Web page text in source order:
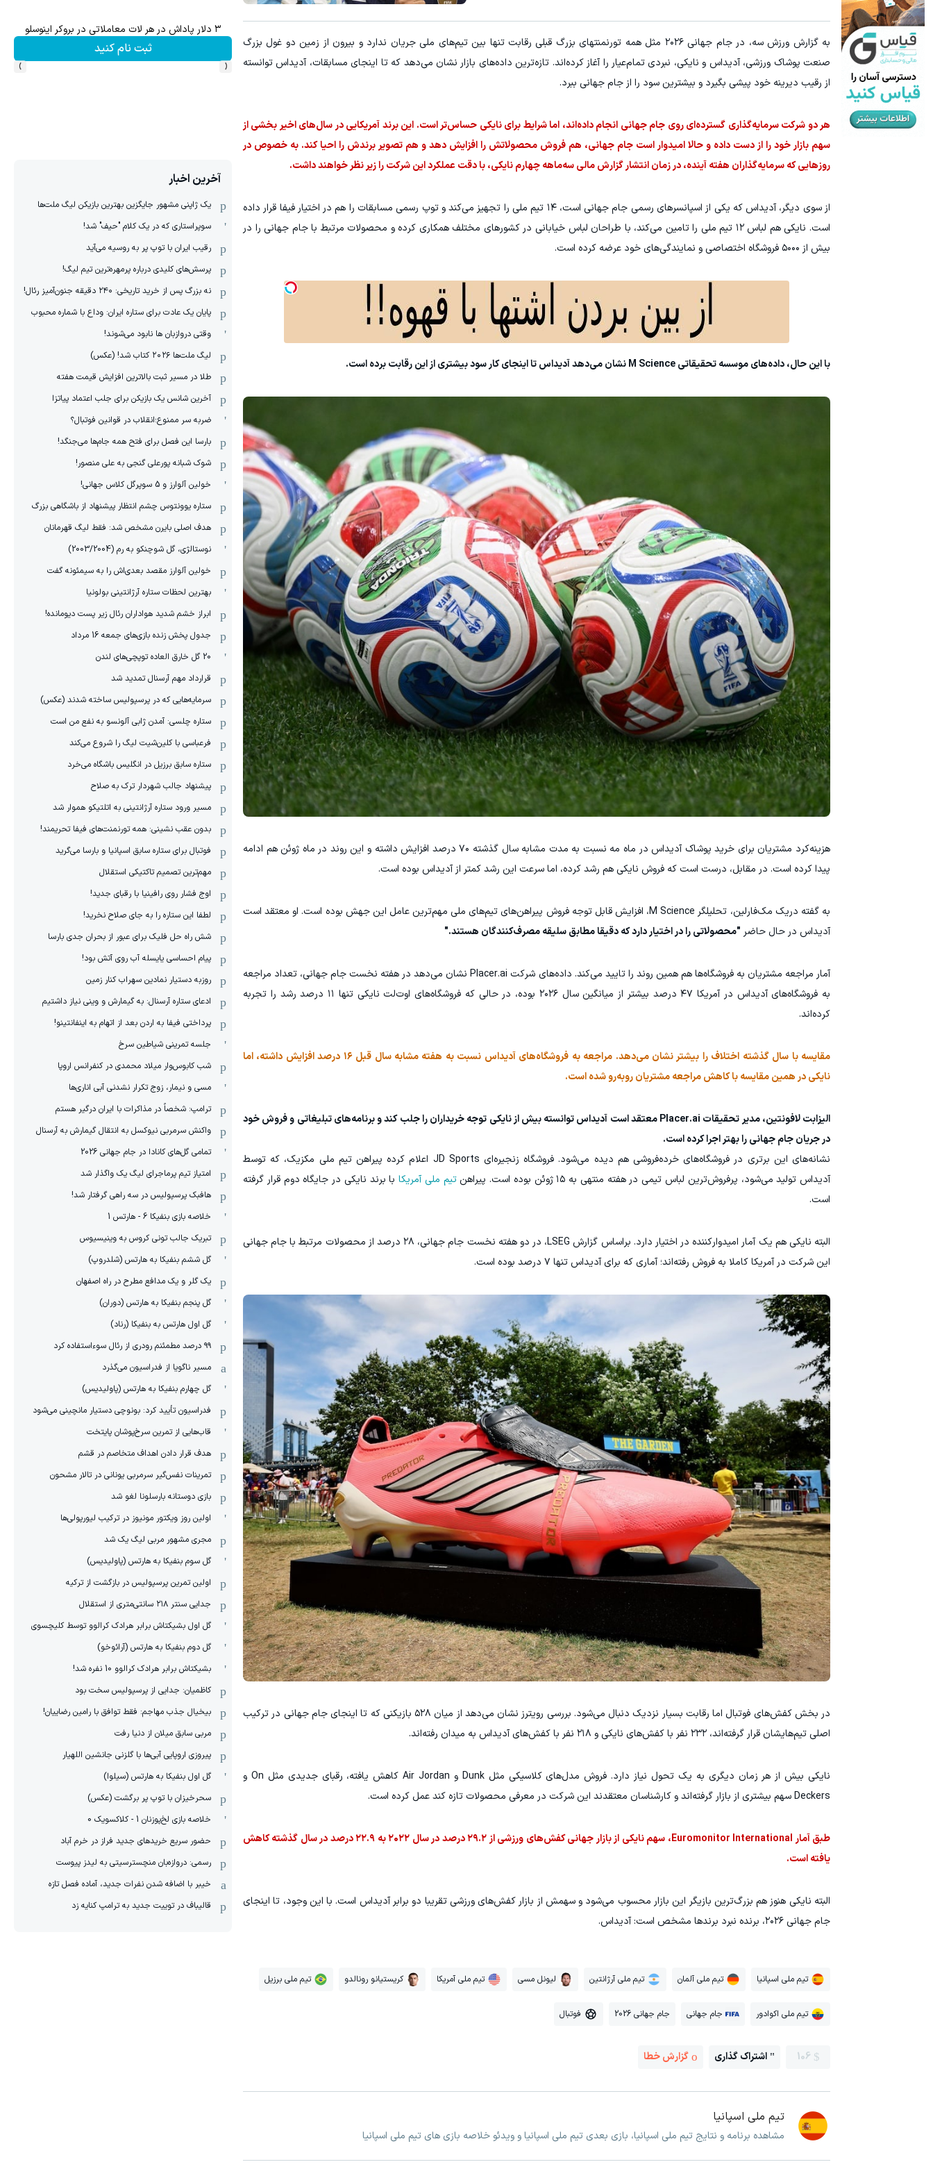
به گزارش ورزش سه، در جام جهانی ۲۰۲۶ مثل همه تورنمنتهای بزرگ قبلی رقابت تنها بین تیم‌های ملی جریان ندارد و بیرون از زمین دو غول بزرگ
صنعت پوشاک ورزشی، آدیداس و نایکی، نبردی تمام‌عیار را آغاز کرده‌اند. تازه‌ترین داده‌های بازار نشان می‌دهد که تا اینجای مسابقات، آدیداس توانسته
از رقیب دیرینه خود پیشی بگیرد و بیشترین سود را از جام جهانی ببرد.
هر دو شرکت سرمایه‌گذاری گسترده‌ای روی جام جهانی انجام داده‌اند، اما شرایط برای نایکی حساس‌تر است. این برند آمریکایی در سال‌های اخیر بخشی از
سهم بازار خود را از دست داده و حالا امیدوار است جام جهانی، هم فروش محصولاتش را افزایش دهد و هم تصویر برندش را احیا کند. به خصوص در
روزهایی که سرمایه‌گذاران هفته آینده، در زمان انتشار گزارش مالی سه‌ماهه چهارم نایکی، با دقت عملکرد این شرکت را زیر نظر خواهند داشت.
از سوی دیگر، آدیداس که یکی از اسپانسرهای رسمی جام جهانی است، ۱۴ تیم ملی را تجهیز می‌کند و توپ رسمی مسابقات را هم در اختیار فیفا قرار داده
است. نایکی هم لباس ۱۲ تیم ملی را تامین می‌کند، با طراحان لباس خیابانی در کشورهای مختلف همکاری کرده و محصولات مرتبط با جام جهانی را در
بیش از ۵۰۰۰ فروشگاه اختصاصی و نمایندگی‌های خود عرضه کرده است.
با این حال، داده‌های موسسه تحقیقاتی M Science نشان می‌دهد آدیداس تا اینجای کار سود بیشتری از این رقابت برده است.
هزینه‌کرد مشتریان برای خرید پوشاک آدیداس در ماه مه نسبت به مدت مشابه سال گذشته ۷۰ درصد افزایش داشته و این روند در ماه ژوئن هم ادامه
پیدا کرده است. در مقابل، درست است که فروش نایکی هم رشد کرده، اما سرعت این رشد کمتر از آدیداس بوده است.
به گفته دریک مک‌فارلین، تحلیلگر M Science، افزایش قابل توجه فروش پیراهن‌های تیم‌های ملی مهم‌ترین عامل این جهش بوده است. او معتقد است
آدیداس در حال حاضر "محصولاتی را در اختیار دارد که دقیقا مطابق سلیقه مصرف‌کنندگان هستند."
آمار مراجعه مشتریان به فروشگاه‌ها هم همین روند را تایید می‌کند. داده‌های شرکت Placer.ai نشان می‌دهد در هفته نخست جام جهانی، تعداد مراجعه
به فروشگاه‌های آدیداس در آمریکا ۴۷ درصد بیشتر از میانگین سال ۲۰۲۶ بوده، در حالی که فروشگاه‌های اوت‌لت نایکی تنها ۱۱ درصد رشد را تجربه
کرده‌اند.
مقایسه با سال گذشته اختلاف را بیشتر نشان می‌دهد. مراجعه به فروشگاه‌های آدیداس نسبت به هفته مشابه سال قبل ۱۶ درصد افزایش داشته، اما
نایکی در همین مقایسه با کاهش مراجعه مشتریان روبه‌رو شده است.
الیزابت لافونتین، مدیر تحقیقات Placer.ai معتقد است آدیداس توانسته بیش از نایکی توجه خریداران را جلب کند و برنامه‌های تبلیغاتی و فروش خود
در جریان جام جهانی را بهتر اجرا کرده است.
نشانه‌های این برتری در فروشگاه‌های خرده‌فروشی هم دیده می‌شود. فروشگاه زنجیره‌ای JD Sports اعلام کرده پیراهن تیم ملی مکزیک، که توسط
آدیداس تولید می‌شود، پرفروش‌ترین لباس تیمی در هفته منتهی به ۱۵ ژوئن بوده است. پیراهن
تیم ملی آمریکابا برند نایکی در جایگاه دوم قرار گرفته
است.
البته نایکی هم یک آمار امیدوارکننده در اختیار دارد. براساس گزارش LSEG، در دو هفته نخست جام جهانی، ۲۸ درصد از محصولات مرتبط با جام جهانی
این شرکت در آمریکا کاملا به فروش رفته‌اند؛ آماری که برای آدیداس تنها ۷ درصد بوده است.
در بخش کفش‌های فوتبال اما رقابت بسیار نزدیک دنبال می‌شود. بررسی رویترز نشان می‌دهد از میان ۵۲۸ بازیکنی که تا اینجای جام جهانی در ترکیب
اصلی تیم‌هایشان قرار گرفته‌اند، ۲۳۲ نفر با کفش‌های نایکی و ۲۱۸ نفر با کفش‌های آدیداس به میدان رفته‌اند.
نایکی بیش از هر زمان دیگری به یک تحول نیاز دارد. فروش مدل‌های کلاسیکی مثل Dunk و Air Jordan کاهش یافته، رقبای جدیدی مثل On و
Deckers سهم بیشتری از بازار گرفته‌اند و کارشناسان معتقدند این شرکت در معرفی محصولات تازه کند عمل کرده است.
طبق آمار Euromonitor International، سهم نایکی از بازار جهانی کفش‌های ورزشی از ۲۹.۲ درصد در سال ۲۰۲۲ به ۲۲.۹ درصد در سال گذشته کاهش
یافته است.
البته نایکی هنوز هم بزرگ‌ترین بازیگر این بازار محسوب می‌شود و سهمش از بازار کفش‌های ورزشی تقریبا دو برابر آدیداس است. با این وجود، تا اینجای
جام جهانی ۲۰۲۶، برنده نبرد برندها مشخص است: آدیداس.
تیم ملی اسپانیا تیم ملی آلمان تیم ملی آرژانتین لیونل مسی تیم ملی آمریکا کریستیانو رونالدو تیم ملی برزیل
تیم ملی اکوادور جام جهانی جام جهانی 2026 فوتبال
106 اشتراک گذاری گزارش خطا
تیم ملی اسپانیا
مشاهده برنامه و نتایج تیم ملی اسپانیا، بازی بعدی تیم ملی اسپانیا و ویدئو خلاصه بازی های تیم ملی اسپانیا
۳ دلار پاداش در هر لات معاملاتی در بروکر اینوسلو
ثبت نام کنید شرکت در جشنواره
با شرکت در جشنواره زاگرس، دو برابر سپرده خود را دریافت کنید
شرکت در جشنواره
۱ میلیارد اعتبار خرید طلا | بدون ضامن و چک
کلیک کن!
‹
›
آخرین اخبار
یک ژاپنی مشهور جایگزین بهترین بازیکن لیگ ملت‌ها
سوپراستاری که در یک کلام "حیف" شد!
رقیب ایران با توپ پر به روسیه می‌آید
پرسش‌های کلیدی درباره پرمهره‌ترین تیم لیگ!
نه بزرگ پس از خرید تاریخی: ۲۴۰ دقیقه جنون‌آمیز رئال!
پایان یک عادت برای ستاره ایران: وداع با شماره محبوب
وقتی دروازبان ها نابود می‌شوند!
لیگ ملت‌ها ٢٠٢۶ کتاب شد! (عکس)
طلا در مسیر ثبت بالاترین افزایش قیمت هفته
آخرین شانس یک بازیکن برای جلب اعتماد پیاتزا
ضربه سر ممنوع؛انقلاب در قوانین فوتبال؟
بارسا این فصل برای فتح همه جام‌ها می‌جنگد!
شوک شبانه پورعلی گنجی به علی منصور!
خولین آلوارز و 5 سوپرگل کلاس جهانی!
ستاره یوونتوس چشم انتظار پیشنهاد از باشگاهی بزرگ
هدف اصلی بایرن مشخص شد: فقط لیگ قهرمانان
نوستالژی، گل شوچنکو به رم (2003/2004)
خولین آلوارز مقصد بعدی‌اش را به سیمئونه گفت
بهترین لحظات ستاره آرژانتینی بولونیا
ابراز خشم شدید هواداران رئال زیر پست دیومانده!
جدول پخش زنده بازی‌های جمعه 16 مرداد
20 گل خارق العاده توپچی‌های لندن
قرارداد مهم آرسنال تمدید شد
سرمایه‌هایی که در پرسپولیس ساخته شدند (عکس)
ستاره چلسی: آمدن ژابی آلونسو به نفع من است
فرعباسی با کلین‌شیت لیگ را شروع می‌کند
ستاره سابق برزیل در انگلیس باشگاه می‌خرد
پیشنهاد جالب شهردار ترک به صلاح
مسیر ورود ستاره آرژانتینی به اتلتیکو هموار شد
بدون عقب نشینی: همه تورنمنت‌های فیفا تحریمند!
فوتبال برای ستاره سابق اسپانیا و بارسا می‌گرید
مهم‌ترین تصمیم تاکتیکی استقلال
اوج فشار روی رافینیا با رقبای جدید!
لطفا این ستاره را به جای صلاح نخرید!
شش راه حل فلیک برای عبور از بحران جدی بارسا
پیام احساسی یایسله آب روی آتش بود!
روزبه دستیار نمادین سهراب کنار زمین
ادعای ستاره آرسنال: به گیمارش و وینی نیاز داشتیم
پرداختی فیفا به اردن بعد از اتهام به اینفانتینو!
جلسه تمرینی شیاطین سرخ
شب کابوس‌وار میلاد محمدی در کنفرانس اروپا
مسی و نیمار، زوج تکرار نشدنی آبی اناری‌ها
ترامپ: شخصاً در مذاکرات با ایران درگیر هستم
واکنش سرمربی نیوکسل به انتقال گیمارش به آرسنال
تمامی گل‌های کانادا در جام جهانی 2026
امتیاز تیم پرماجرای لیگ یک واگذار شد
هافبک پرسپولیس در سه راهی گرفتار شد!
خلاصه بازی بنفیکا 6 - هارتس 1
تبریک جالب تونی کروس به وینیسیوس
گل ششم بنفیکا به هارتس (شلدروپ)
یک گلر و یک مدافع مطرح در راه اصفهان
گل پنجم بنفیکا به هارتس (دوران)
گل اول هارتس به بنفیکا (رناد)
۹۹ درصد مطمئنم رودری از رئال سوءاستفاده کرد
مسیر ناگویا از فدراسیون می‌گذرد
گل چهارم بنفیکا به هارتس (پاولیدیس)
فدراسیون تأیید کرد: بونوچی دستیار مانچینی می‌شود
قاب‌هایی از تمرین سرخ‌پوشان پایتخت
هدف قرار دادن اهداف متخاصم در قشم
‏تمرینات نفس‌گیر سرمربی یونانی در تالار مشحون
بازی دوستانه بارسلونا لغو شد
اولین روز ویکتور مونیوز در ترکیب لیورپولی‌ها
مجری مشهور مربی لیگ یک شد
گل سوم بنفیکا به هارتس (پاولیدیس)
اولین تمرین پرسپولیس در بازگشت از ترکیه
جدایی سنتر ۲۱۸ سانتی‌متری از استقلال
گل اول بشیکتاش برابر هرادک کرالوو توسط کلیچسوی
گل دوم بنفیکا به هارتس (آرائوخو)
بشیکتاش برابر هرادک کرالوو 10 نفره شد!
کاظمیان: جدایی از پرسپولیس سخت بود
بیخیال جذب مهاجم: فقط توافق با رامین رضاییان!
مربی سابق میلان از دنیا رفت
پیروزی اروپایی آبی‌ها با گلزنی جانشین اللهیار
گل اول بنفیکا به هارتس (سیلوا)
سحرخیزان با توپ پر برگشت (عکس)
خلاصه بازی لخ‌پوزنان 1 - کلاکسویک 0
حضور سریع خریدهای جدید فراز در خرم آباد
رسمی: دروازه‌بان منچسترسیتی به لیدز پیوست
خیبر با اضافه شدن نفرات جدید، آماده فصل تازه
قالیباف در توییت جدید به ترامپ کنایه زد